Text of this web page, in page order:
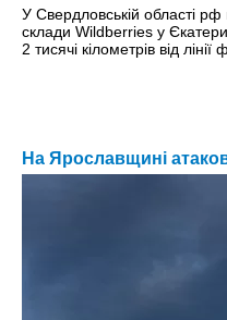
У Свердловській області
склади Wildberries у
2 тисячі кілометрів від лінії
На Ярославщині